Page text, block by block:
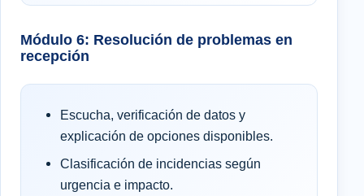
Módulo 6: Resolución de problemas en
recepción
Escucha, verificación de datos y
explicación de opciones disponibles.
Clasificación de incidencias según
urgencia e impacto.